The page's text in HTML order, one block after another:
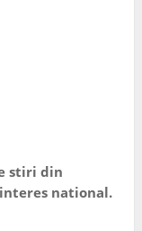
stiri din
national.